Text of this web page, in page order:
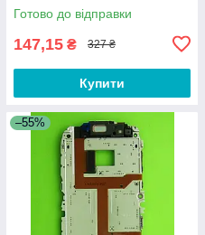
Готово до відправки
147,15 ₴ 327 ₴
Купити
–55%